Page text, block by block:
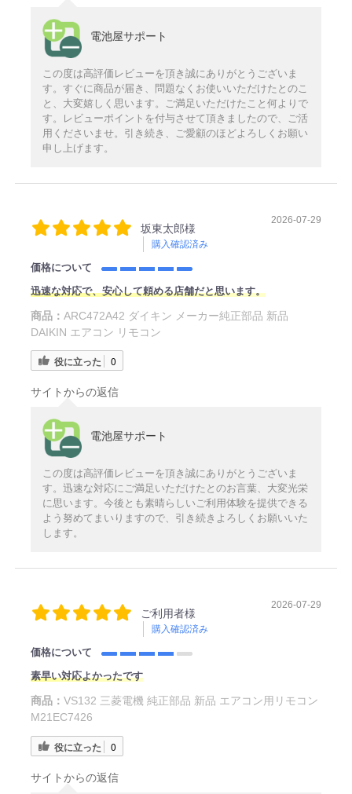
電池屋サポート
この度は高評価レビューを頂き誠にありがとうございま
す。すぐに商品が届き、問題なくお使いいただけたとのこ
と、大変嬉しく思います。ご満足いただけたこと何よりで
す。レビューポイントを付与させて頂きましたので、ご活
用くださいませ。引き続き、ご愛顧のほどよろしくお願い
申し上げます。
坂東太郎様
購入確認済み
2026-07-29
価格について
迅速な対応で、安心して頼める店舗だと思います。
商品： ARC472A42 ダイキン メーカー純正部品 新品
DAIKIN エアコン リモコン
役に立った 0
サイトからの返信
電池屋サポート
この度は高評価レビューを頂き誠にありがとうございま
す。迅速な対応にご満足いただけたとのお言葉、大変光栄
に思います。今後とも素晴らしいご利用体験を提供できる
よう努めてまいりますので、引き続きよろしくお願いいた
します。
ご利用者様
購入確認済み
2026-07-29
価格について
素早い対応よかったです
商品： VS132 三菱電機 純正部品 新品 エアコン用リモコン
M21EC7426
役に立った 0
サイトからの返信